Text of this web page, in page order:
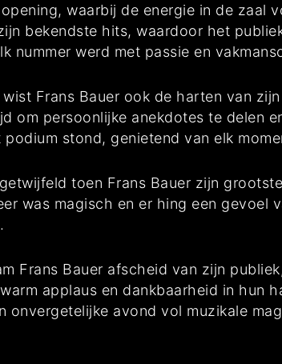
waarbij de energie in de zaal
bekendste hits, waardoor het
nummer werd met passie en
Frans Bauer ook de harten van
om persoonlijke anekdotes te delen
stond, genietend van elk
toen Frans Bauer zijn
was magisch en er hing een gevoel
Frans Bauer afscheid van zijn
applaus en dankbaarheid in hun
onvergetelijke avond vol muzikale